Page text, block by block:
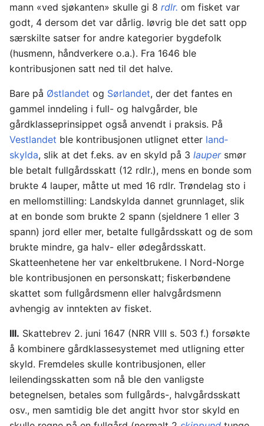
mann «ved sjøkanten» skulle gi 8 rdlr. om fisket var
godt, 4 dersom det var dårlig. Iøvrig ble det satt opp
særskilte satser for andre kategorier bygdefolk
(husmenn, håndverkere o.a.). Fra 1646 ble
kontribusjonen satt ned til det halve.
Bare på Østlandet og Sørlandet, der det fantes en
gammel inndeling i full- og halvgårder, ble
gårdklasseprinsippet også anvendt i praksis. På
Vestlandet ble kontribusjonen utlignet etter land­
skylda, slik at det f.eks. av en skyld på 3 laupersmør
ble betalt fullgårdsskatt (12 rdlr.), mens en bonde som
brukte 4 lauper, måtte ut med 16 rdlr. Trøndelag sto i
en mellomstilling: Landskylda dannet grunnlaget, slik
at en bonde som brukte 2 spann (sjeldnere 1 eller 3
spann) jord eller mer, betalte fullgårdsskatt og de som
brukte mindre, ga halv- eller ødegårdsskatt.
Skatteenhetene her var enkeltbrukene. I Nord-Norge
ble kontribusjonen en personskatt; fiskerbøndene
skattet som fullgårdsmenn eller halvgårdsmenn
avhengig av inntekten av fisket.
III. Skattebrev 2. juni 1647 (NRR VIII s. 503 f.) forsøkte
å kombinere gårdklassesystemet med utligning etter
skyld. Fremdeles skulle kontribusjonen, eller
leilendingsskatten som nå ble den vanligste
betegnelsen, betales som fullgårds-, halvgårdsskatt
osv., men samtidig ble det angitt hvor stor skyld en